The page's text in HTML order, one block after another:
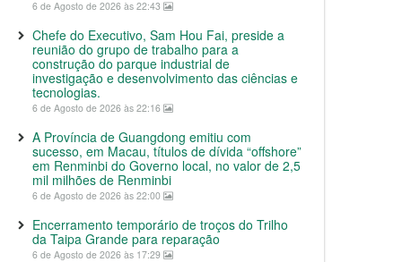
6 de Agosto de 2026 às 22:43
Chefe do Executivo, Sam Hou Fai, preside a
reunião do grupo de trabalho para a
construção do parque industrial de
investigação e desenvolvimento das ciências e
tecnologias.
6 de Agosto de 2026 às 22:16
A Província de Guangdong emitiu com
sucesso, em Macau, títulos de dívida “offshore”
em Renminbi do Governo local, no valor de 2,5
mil milhões de Renminbi
6 de Agosto de 2026 às 22:00
Encerramento temporário de troços do Trilho
da Taipa Grande para reparação
6 de Agosto de 2026 às 17:29